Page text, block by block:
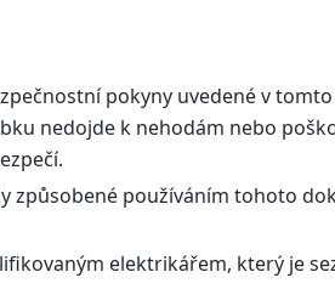
pokyny uvedené v
nedojde k nehodám nebo
způsobené používáním tohoto
elektrikářem, který je